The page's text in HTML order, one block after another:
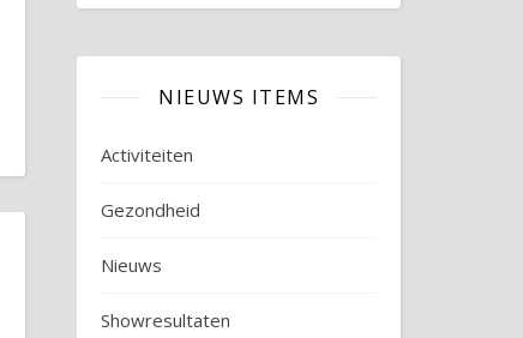
NIEUWS ITEMS
Activiteiten
Gezondheid
Nieuws
Showresultaten